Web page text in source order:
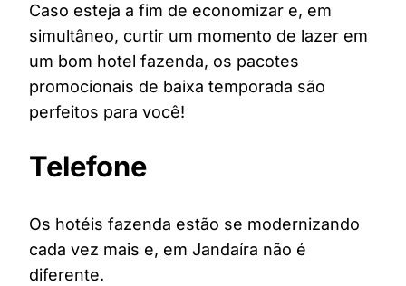
Caso esteja a fim de economizar e, em
simultâneo, curtir um momento de lazer em
um bom hotel fazenda, os pacotes
promocionais de baixa temporada são
perfeitos para você!
Telefone
Os hotéis fazenda estão se modernizando
cada vez mais e, em Jandaíra não é
diferente.